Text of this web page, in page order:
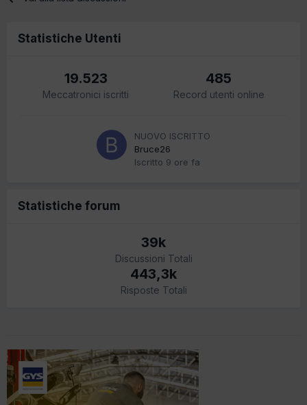
Statistiche Utenti
19.523
Meccatronici iscritti
485
Record utenti online
NUOVO ISCRITTO
Bruce26
Iscritto 9 ore fa
Statistiche forum
39k
Discussioni Totali
443,3k
Risposte Totali